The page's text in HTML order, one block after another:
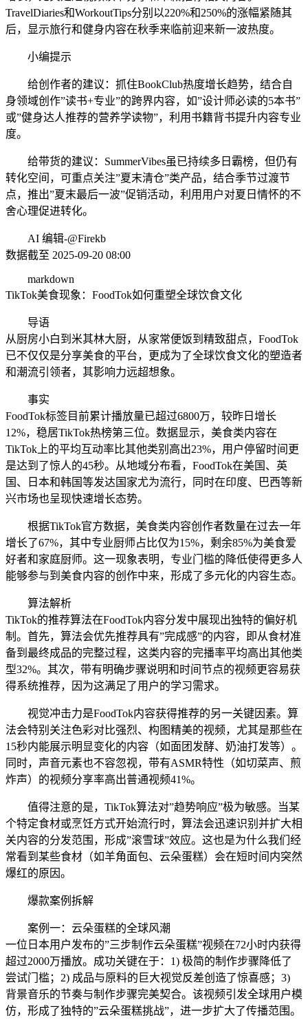
TravelDiaries和WorkoutTips分别以220%和250%的涨幅紧随其
后，显示旅行和健身内容在秋季来临前迎来新一波热度。
小编提示
给创作者的建议：抓住BookClub热度增长趋势，结合自
身领域创作”读书+专业”的跨界内容，如”设计师必读的5本书”
或”健身达人推荐的营养学读物”，利用书籍背书提升内容专业
度。
给带货的建议：SummerVibes虽已持续多日霸榜，但仍有
转化空间，可重点关注”夏末清仓”类产品，结合季节过渡节
点，推出”夏末最后一波”促销活动，利用用户对夏日情怀的不
舍心理促进转化。
AI 编辑-@Firekb
数据截至 2025-09-20 08:00
markdown
TikTok美食现象：FoodTok如何重塑全球饮食文化
导语
从厨房小白到米其林大厨，从家常便饭到精致甜点，FoodTok
已不仅仅是分享美食的平台，更成为了全球饮食文化的塑造者
和潮流引领者，其影响力远超想象。
事实
FoodTok标签目前累计播放量已超过6800万，较昨日增长
12%，稳居TikTok热榜第三位。数据显示，美食类内容在
TikTok上的平均互动率比其他类别高出23%，用户停留时间更
是达到了惊人的45秒。从地域分布看，FoodTok在美国、英
国、日本和韩国等发达国家尤为流行，同时在印度、巴西等新
兴市场也呈现快速增长态势。
根据TikTok官方数据，美食类内容创作者数量在过去一年
增长了67%，其中专业厨师占比仅为15%，剩余85%为美食爱
好者和家庭厨师。这一现象表明，专业门槛的降低使得更多人
能够参与到美食内容的创作中来，形成了多元化的内容生态。
算法解析
TikTok的推荐算法在FoodTok内容分发中展现出独特的偏好机
制。首先，算法会优先推荐具有”完成感”的内容，即从食材准
备到最终成品的完整过程，这类内容的完播率平均高出其他类
型32%。其次，带有明确步骤说明和时间节点的视频更容易获
得系统推荐，因为这满足了用户的学习需求。
视觉冲击力是FoodTok内容获得推荐的另一关键因素。算
法会特别关注色彩对比强烈、构图精美的视频，尤其是那些在
15秒内能展示明显变化的内容（如面团发酵、奶油打发等）。
同时，声音元素也不容忽视，带有ASMR特性（如切菜声、煎
炸声）的视频分享率高出普通视频41%。
值得注意的是，TikTok算法对”趋势响应”极为敏感。当某
个特定食材或烹饪方式开始流行时，算法会迅速识别并扩大相
关内容的分发范围，形成”滚雪球”效应。这也是为什么我们经
常看到某些食材（如羊角面包、云朵蛋糕）会在短时间内突然
爆红的原因。
爆款案例拆解
案例一：云朵蛋糕的全球风潮
一位日本用户发布的”三步制作云朵蛋糕”视频在72小时内获得
超过2000万播放。成功关键在于：1) 极简的制作步骤降低了
尝试门槛；2) 成品与原料的巨大视觉反差创造了惊喜感；3)
背景音乐的节奏与制作步骤完美契合。该视频引发全球用户模
仿，形成了独特的”云朵蛋糕挑战”，进一步扩大了传播范围。